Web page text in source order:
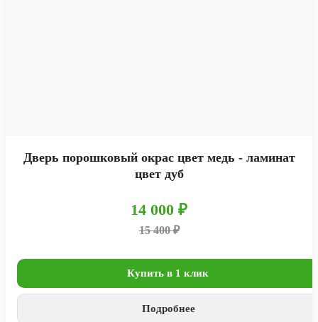
Дверь порошковый окрас цвет медь - ламинат
цвет дуб
14 000 ₽
15 400 ₽
Купить в 1 клик
Подробнее